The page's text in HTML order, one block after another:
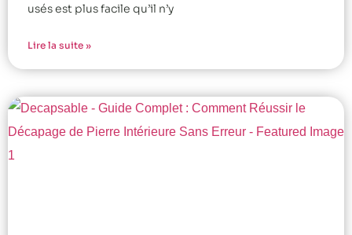
usés est plus facile qu’il n’y
Lire la suite »